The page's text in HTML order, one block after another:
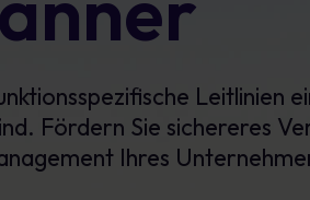
und messbare Fortschritte
können
Cybersicherheit, die Sie kennen
Leitlinien
Fördern Sie sichereres
Ihres